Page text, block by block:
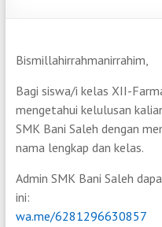
Bismillahirrahmanirrahim,
Bagi siswa/i kelas XII-
mengetahui kelulusan
SMK Bani Saleh dengan
nama lengkap dan kelas.
Admin SMK Bani Saleh
ini:
wa.me/6281296630857